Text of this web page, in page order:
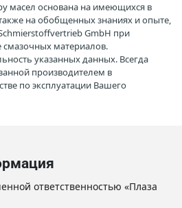
масел основана на имеющихся в
на обобщенных знаниях и опыте,
GmbH при
смазочных материалов.
указанных данных. Всегда
производителем в
по эксплуатации Вашего
ответственностью «Плаза